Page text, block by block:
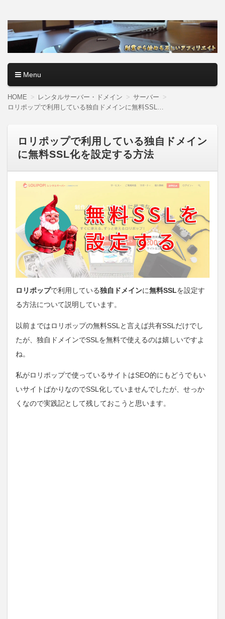
アフィリエイトロード【副
業から始める正しいアフィ
リエイト】
やり方を無料公開中。基礎講座からノウハウまでを当サイト
で記事として紹介しているので、パソコン初心者でも分かり
やすく解説しているので大丈夫＾＾
Menu
コンテンツへ移動
HOME レンタルサーバー・ドメイン
サーバー
ロリポップで利用している独自ドメイン
に無料SSL化を設定する方法
ロリポップで利用している独自ドメインに無料SSLを設定す
る方法について説明しています。
以前まではロリポップの無料SSLと言えば共有SSLだけでし
たが、独自ドメインでSSLを無料で使えるのは嬉しいですよ
ね。
私がロリポップで使っているサイトはSEO的にもどうでもい
いサイトばかりなのでSSL化していませんでしたが、せっか
くなので実践記として残しておこうと思います。